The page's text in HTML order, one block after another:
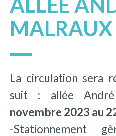
ALLÉE
MALRAUX
La circulation sera
suit : allée
novembre 2023 au
-Stationnement